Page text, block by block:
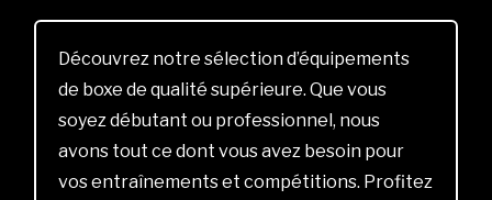
Découvrez notre sélection d’équipements
de boxe de qualité supérieure. Que vous
soyez débutant ou professionnel, nous
avons tout ce dont vous avez besoin pour
vos entraînements et compétitions. Profitez